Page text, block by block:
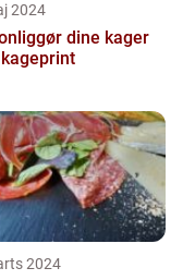
2024
dine kager
2024